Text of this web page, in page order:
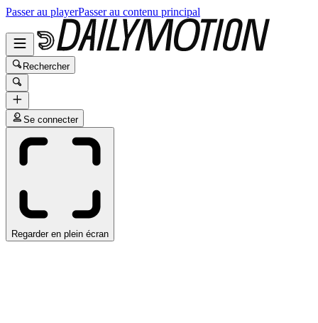
Passer au playerPasser au contenu principal
Rechercher
Se connecter
Regarder en plein écran